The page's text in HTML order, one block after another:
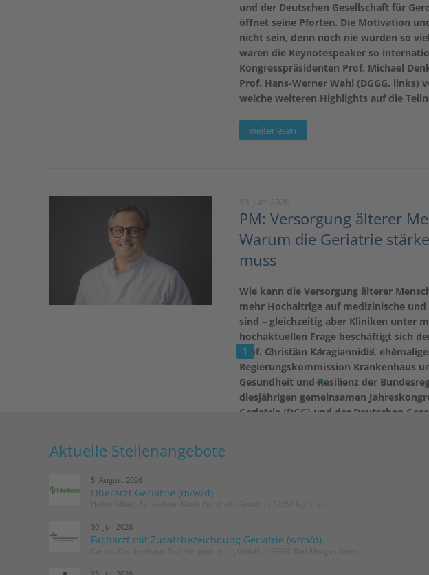
und der Deutschen Gesellschaft für
öffnet seine Pforten. Die Motivation
nicht sein, denn noch nie wurden so
waren die Keynotespeaker so
Kongresspräsidenten Prof. Michael
Prof. Hans-Werner Wahl (DGGG,
welche weiteren Highlights auf die
weiterlesen
PM: Versorgung älterer
Warum die Geriatrie
muss
Wie kann die Versorgung älterer
mehr Hochaltrige auf medizinische
sind – gleichzeitig aber Kliniken unter
hochaktuellen Frage beschäftigt sich
Prof. Christian Karagiannidis,
Regierungskommission Krankenhaus
Gesundheit und Resilienz der
diesjährigen gemeinsamen
Geriatrie (DGG) und der Deutschen
1 2 3 4 … 33
Aktuelle Stellenangebote
5. August 2026
Oberarzt Geriatrie (m/w/d)
30. Juli 2026
Facharzt mit Zusatzbezeichnung Geriatrie (w/m/d)
23. Juli 2026